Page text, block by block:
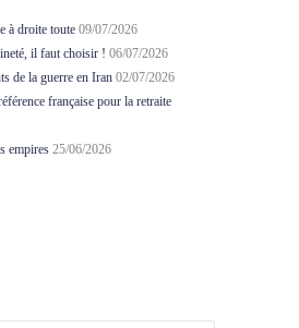
à droite toute 09/07/2026
il faut choisir ! 06/07/2026
de la guerre en Iran 02/07/2026
française pour la retraite
empires 25/06/2026